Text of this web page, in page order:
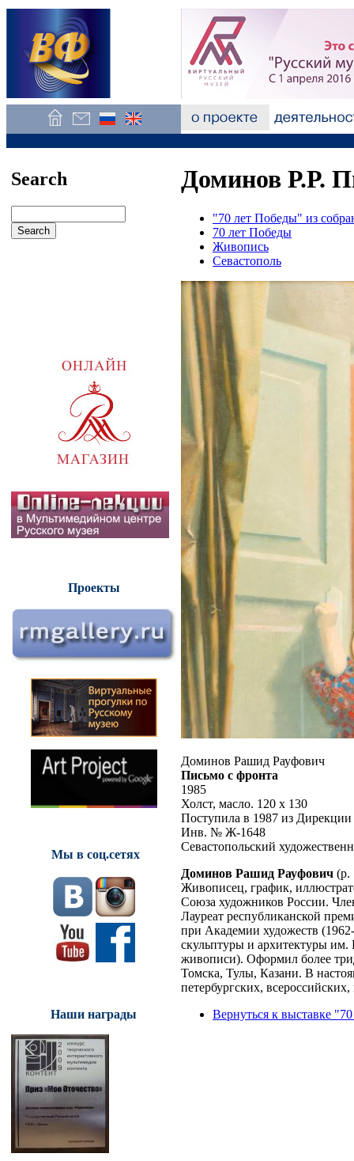
Search
Проекты
Мы в соц.сетях
Наши награды
Доминов Р.Р.
"70 лет Победы" из
70 лет Победы
Живопись
Севастополь
Доминов Рашид Рауфович
Письмо с фронта
1985
Холст, масло. 120 х 130
Поступила в 1987 из
Инв. № Ж-1648
Севастопольский
Доминов Рашид Рауфович (р.
Живописец, график,
Союза художников России.
Лауреат республиканской
при Академии художеств
скульптуры и архитектуры
живописи). Оформил более
Томска, Тулы, Казани. В
петербургских,
Вернуться к выставке